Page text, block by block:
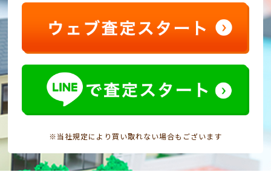
※当社規定により買い取れない場合もございます